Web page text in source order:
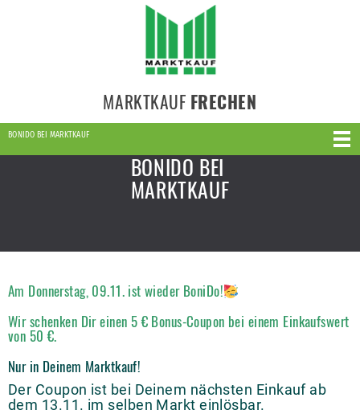
MARKTKAUF FRECHEN
BONIDO BEI MARKTKAUF
BONIDO BEI
MARKTKAUF
Am Donnerstag, 09.11. ist wieder BoniDo!
Wir schenken Dir einen 5 € Bonus-Coupon bei einem Einkaufswert
von 50 €.
Nur in Deinem Marktkauf!
Der Coupon ist bei Deinem nächsten Einkauf ab
dem 13.11. im selben Markt einlösbar.